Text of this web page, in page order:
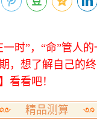
时”，“命”管人
，想了解自己的
看看吧！
精品测算